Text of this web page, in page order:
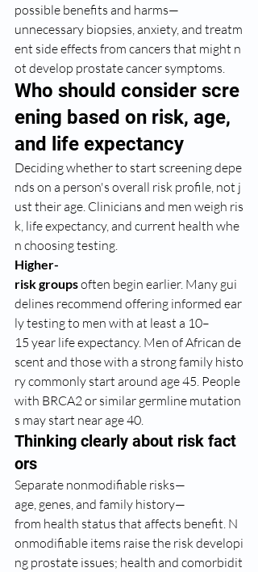
possible benefits and harms—
unnecessary biopsies, anxiety, and treatm
ent side effects from cancers that might n
ot develop prostate cancer symptoms.
Who should consider scre
ening based on risk, age,
and life expectancy
Deciding whether to start screening depe
nds on a person's overall risk profile, not j
ust their age. Clinicians and men weigh ris
k, life expectancy, and current health whe
n choosing testing.
Higher-
risk groups often begin earlier. Many gui
delines recommend offering informed ear
ly testing to men with at least a 10–
15 year life expectancy. Men of African de
scent and those with a strong family histo
ry commonly start around age 45. People
with BRCA2 or similar germline mutation
s may start near age 40.
Thinking clearly about risk fact
ors
Separate nonmodifiable risks—
age, genes, and family history—
from health status that affects benefit. N
onmodifiable items raise the risk developi
ng prostate issues; health and comorbidit